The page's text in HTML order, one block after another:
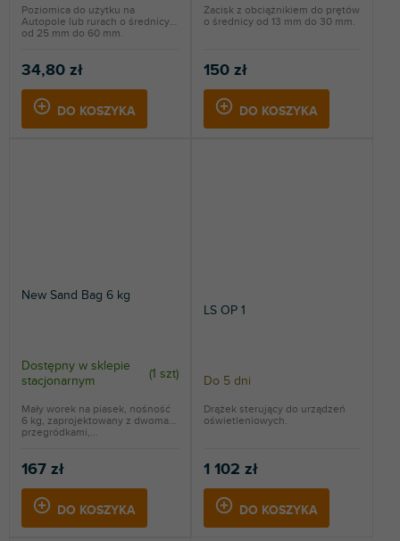
34,80 zł
DO KOSZYKA
Poziomica do użytku na
Autopole lub rurach o średnicy
od 25 mm do 60 mm.
150 zł
DO KOSZYKA
Zacisk z obciążnikiem do prętów
o średnicy od 13 mm do 30 mm.
New Sand Bag 6 kg
Dostępny w sklepie
stacjonarnym
(1 szt)
167 zł
DO KOSZYKA
Mały worek na piasek, nośność
6 kg, zaprojektowany z dwoma
przegródkami,...
LS OP 1
Do 5 dni
1 102 zł
DO KOSZYKA
Drążek sterujący do urządzeń
oświetleniowych.